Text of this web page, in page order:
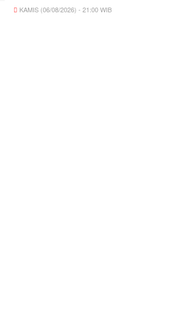
KAMIS (06/08/2026) - 21:00 WIB